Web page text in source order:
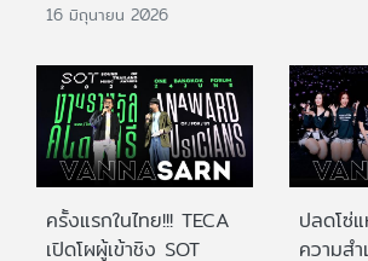
16 มิถุนายน 2026
ครั้งแรกในไทย!!! TECA
เปิดโผผู้เข้าชิง SOT
ปลดโซ่
ความสำ